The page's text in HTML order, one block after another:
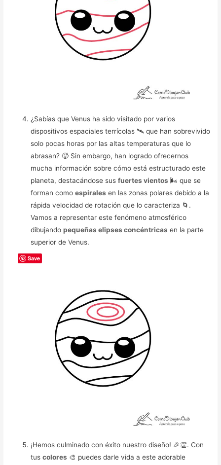
¿Sabías que Venus ha sido visitado por varios
dispositivos espaciales terrícolas 🛰️ que han sobrevivido
solo pocas horas por las altas temperaturas que lo
abrasan? 🥵 Sin embargo, han logrado ofrecernos
mucha información sobre cómo está estructurado este
planeta, destacándose susfuertes vientos 🌬️ que se
forman comoespirales en las zonas polares debido a la
rápida velocidad de rotación que lo caracteriza 🌀.
Vamos a representar este fenómeno atmosférico
dibujandopequeñas elipses concéntricas en la parte
superior de Venus.
¡Hemos culminado con éxito nuestro diseño! 🎉👏. Con
tuscolores 🎨 puedes darle vida a este adorable
Save